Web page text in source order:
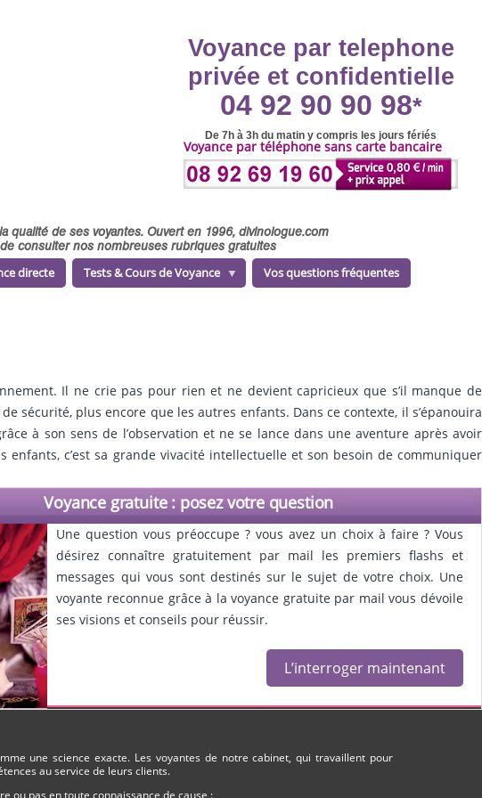
Voyance par telephone
privée et confidentielle
04 92 90 90 98*
De 7h à 3h du matin y compris les jours fériés
Voyance par téléphone sans carte bancaire
de ses voyantes. Ouvert en 1996, divinologue.com
consulter nos nombreuses rubriques gratuites
directe Tests & Cours de Voyance Vos questions fréquentes
Il ne crie pas pour rien et ne devient capricieux que s’il manque de
sécurité, plus encore que les autres enfants. Dans ce contexte, il s’épanouira
à son sens de l’observation et ne se lance dans une aventure après avoir
c’est sa grande vivacité intellectuelle et son besoin de communiquer
Voyance gratuite : posez votre question
Une question vous préoccupe ? vous avez un choix à faire ? Vous
désirez connaître gratuitement par mail les premiers flashs et
messages qui vous sont destinés sur le sujet de votre choix. Une
voyante reconnue grâce à la voyance gratuite par mail vous dévoile
ses visions et conseils pour réussir.
L’interroger maintenant
une science exacte. Les voyantes de notre cabinet, qui travaillent pour
au service de leurs clients.